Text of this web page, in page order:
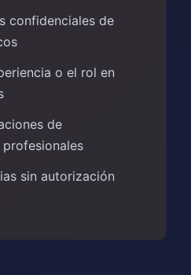
confidenciales de
o el rol en
de
sin autorización